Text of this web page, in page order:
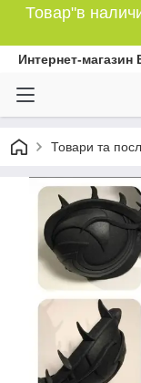
Товар"в
Интернет-
Товари та